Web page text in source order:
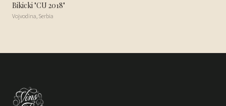
Bikicki "CU 2018"
Vojvodina,Serbia